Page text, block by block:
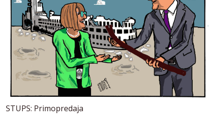
STUPS: Primopredaja